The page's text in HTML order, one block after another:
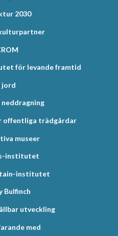
2030
för levande framtid
jord
offentliga trädgårdar
museer
institutet
institutet
Bulfinch
utveckling
med